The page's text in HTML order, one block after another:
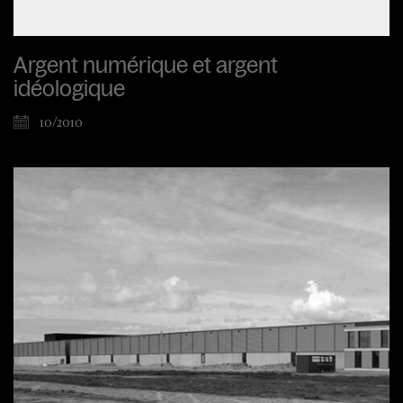
Argent numérique et argent
idéologique
10/2010